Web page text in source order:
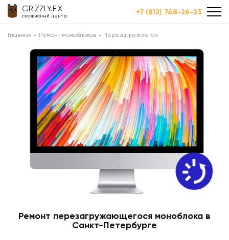
GRIZZLY.FIX
сервисный центр +7 (812) 748-26-23
Главная Ремонт моноблоков Перезагружается
Ремонт перезагружающегося моноблока в
Санкт-Петербурге